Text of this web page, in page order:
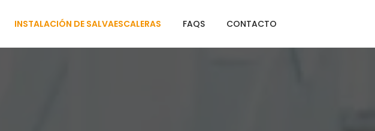
INSTALACIÓN DE SALVAESCALERAS FAQS CONTACTO